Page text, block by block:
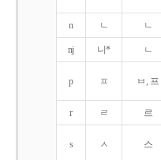
n ㄴ ㄴ
nj 니* ㄴ
p ㅍ ㅂ, 프
r ㄹ 르
s ㅅ 스